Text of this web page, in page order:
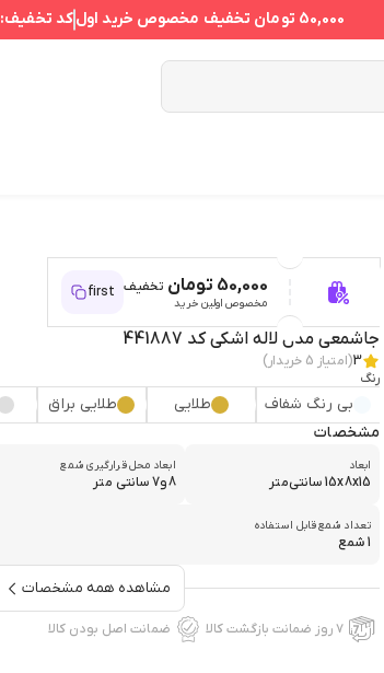
50,000 تومان تخفیف مخصوص خرید اولکد تخفیف:
50,000 تومان تخفیف
مخصوص اولین خرید
first
جاشمعی مدل لاله اشکی کد 441887
3(امتیاز 5 خریدار)
رنگ
بی رنگ شفاف طلایی طلایی براق
مشخصات
ابعاد
15x8x15 سانتی‌متر
ابعاد محل قرارگیری شمع
8و7 سانتی متر
تعداد شمع قابل استفاده
1 شمع
مشاهده همه مشخصات
۷ روز ضمانت بازگشت کالا ضمانت اصل بودن کالا